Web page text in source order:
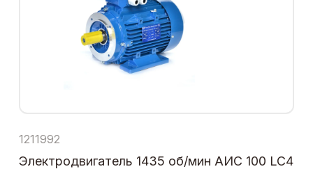
1211992
Электродвигатель 1435 об/мин АИС 100 LC4